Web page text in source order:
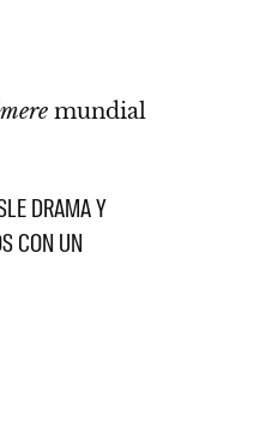
mundial
DRAMA Y
CON UN